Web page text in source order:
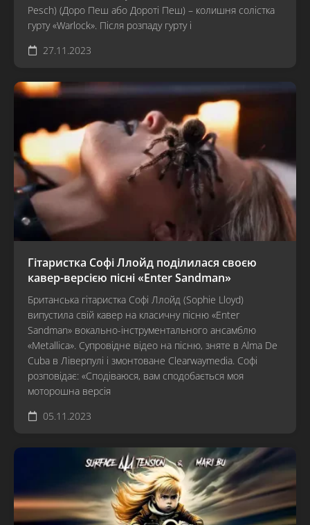
Pesch) (Доро Пеш або Дороті Пеш) – колишня солістка
гурту «Warlock». Після розпаду гурту і
27.11.2023
Гітаристка Софі Ллойд поділилася своєю
кавер-версією пісні «Enter Sandman»
Британська гітаристка Софі Ллойд (Sophie Lloyd)
випустила свій кавер на класичну пісню «Enter
Sandman» вокально-інструментального ансамблю
«Metallica». Супровідне відео на пісню, зняте в Alma De
Cuba в Ліверпулі і змонтоване Clearwaymedia. Софі
розповідає: «Сподіваюся, вам сподобається моя
моторошна версія
05.11.2023